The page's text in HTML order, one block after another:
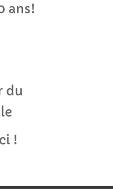
ans!
du
!